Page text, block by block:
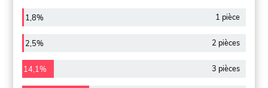
1,8% 1 pièce
2,5% 2 pièces
14,1% 3 pièces